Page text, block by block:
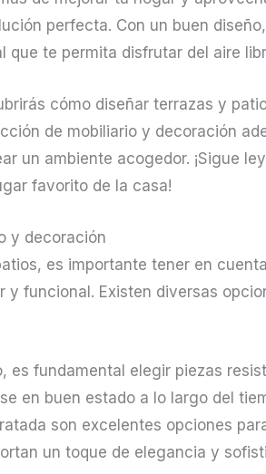
perfecta. Con un buen
que te permita disfrutar del aire
cómo diseñar terrazas y
de mobiliario y decoración
un ambiente acogedor. ¡Sigue
favorito de la casa!
y decoración
es importante tener en
y funcional. Existen diversas
es fundamental elegir piezas
en buen estado a lo largo del
son excelentes opciones
un toque de elegancia y